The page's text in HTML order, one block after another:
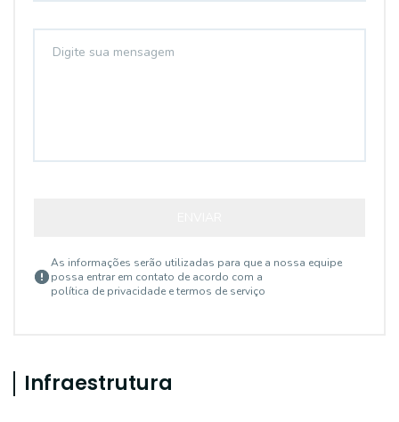
As informações serão utilizadas para que a nossa equipe
possa entrar em contato de acordo com a
política de privacidade e termos de serviço
Infraestrutura